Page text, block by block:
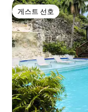
게스트 선호
게스트 선호